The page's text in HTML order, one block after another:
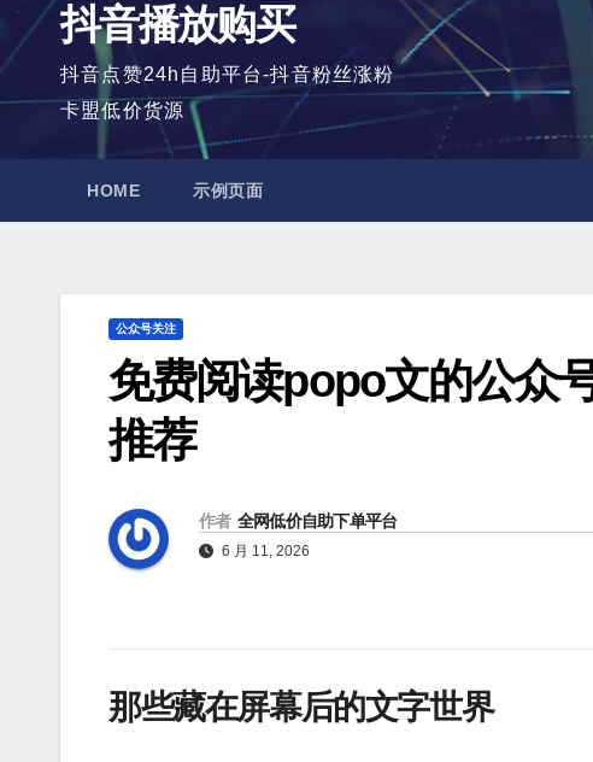
抖音播放购买
抖音点赞24h自助平台-抖音粉丝涨粉
卡盟低价货源
HOME 示例页面
公众号关注
免费阅读popo文的公众
推荐
作者 全网低价自助下单平台
6 月 11, 2026
那些藏在屏幕后的文字世界